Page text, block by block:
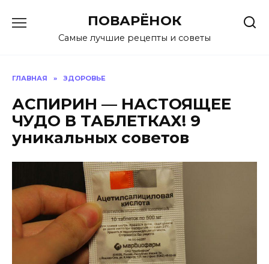
содержанию
ПОВАРЁНОК
Самые лучшие рецепты и советы
ГЛАВНАЯ » ЗДОРОВЬЕ
АСПИРИН — НАСТОЯЩЕЕ
ЧУДО В ТАБЛЕТКАХ! 9
уникальных советов